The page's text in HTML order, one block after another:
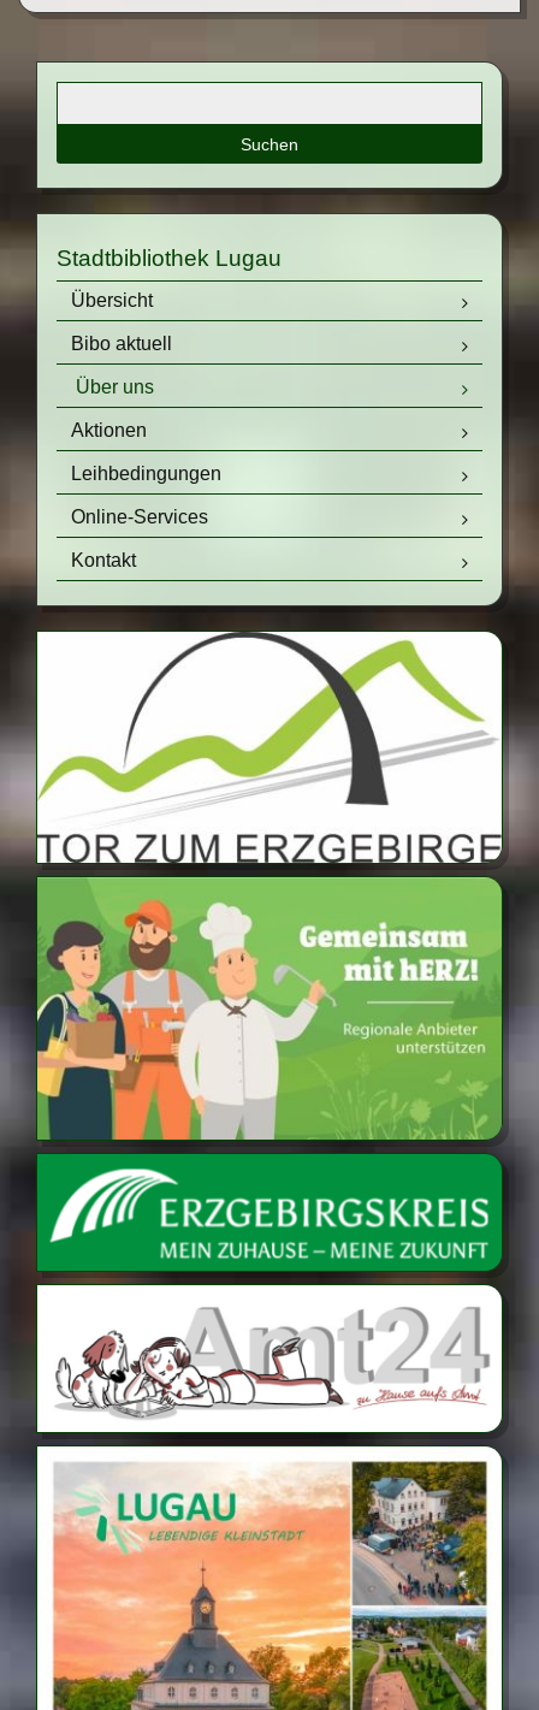
Stadtbibliothek Lugau
Navigation
überspringen
Übersicht
Bibo aktuell
Über uns
Aktionen
Leihbedingungen
Online-Services
Kontakt